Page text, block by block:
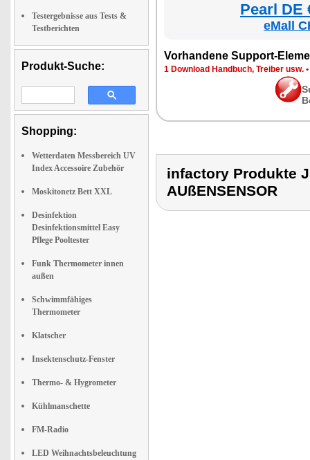
Testergebnisse aus Tests &
Testberichten
Produkt-Suche:
Shopping:
Wetterdaten Messbereich UV
Index Accessoire Zubehör
Moskitonetz Bett XXL
Desinfektion
Desinfektionsmittel Easy
Pflege Pooltester
Funk Thermometer innen
außen
Schwimmfähiges
Thermometer
Klatscher
Insektenschutz-Fenster
Thermo- & Hygrometer
Kühlmanschette
FM-Radio
LED Weihnachtsbeleuchtung
Pearl DE
eMall
Vorhandene Support-
1 Download Handbuch, Treiber usw. •
infactory Produkte
AUßENSENSOR